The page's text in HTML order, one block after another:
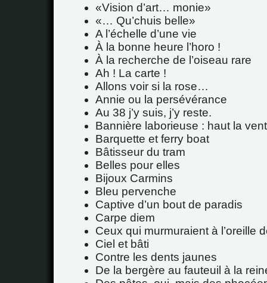
Vision d’art… monie
… Qu’chuis belle
A l’échelle d’une vie
À la bonne heure l’horo !
À la recherche de l’oiseau rare
Ah ! La carte !
Allons voir si la rose…
Annie ou la persévérance
Au 38 j’y suis, j’y reste.
Bannière laborieuse : haut la
Barquette et ferry boat
Bâtisseur du tram
Belles pour elles
Bijoux Carmins
Bleu pervenche
Captive d’un bout de paradis
Carpe diem
Ceux qui murmuraient à l’oreille
Ciel et bâti
Contre les dents jaunes
De la bergère au fauteuil à la